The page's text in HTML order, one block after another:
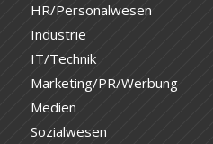
HR/Personalwesen
Industrie
IT/Technik
Marketing/PR/Werbung
Medien
Sozialwesen